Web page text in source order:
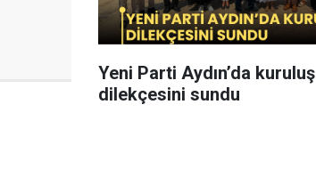
Yeni Parti Aydın’da kuruluş
dilekçesini sundu